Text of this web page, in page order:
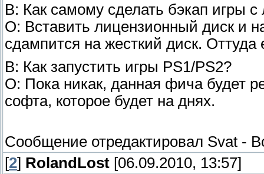
В: Как самому сделать бэкап игры с
О: Вставить лицензионный диск и
сдампится на жесткий диск.
В: Как запустить игры PS1/PS2?
О: Пока никак, данная фича будет
софта, которое будет на днях.
Сообщение отредактировал Svat -
[2] RolandLost [06.09.2010, 13:57]